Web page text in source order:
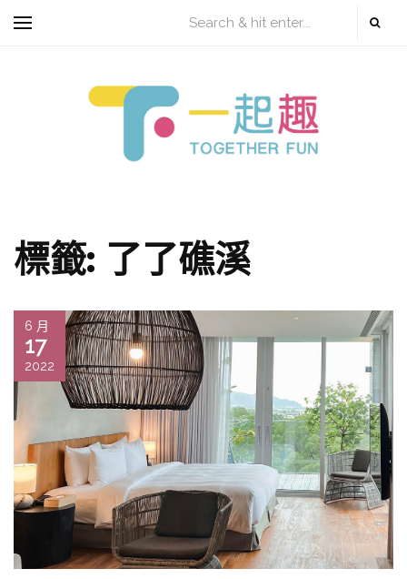
標籤: 了了礁溪
6 月
17
2022